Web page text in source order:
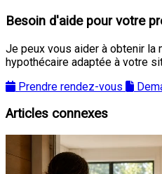
Besoin d'aide pour votre
Je peux vous aider à obtenir la
hypothécaire adaptée à votre
Prendre rendez-vous
Articles connexes